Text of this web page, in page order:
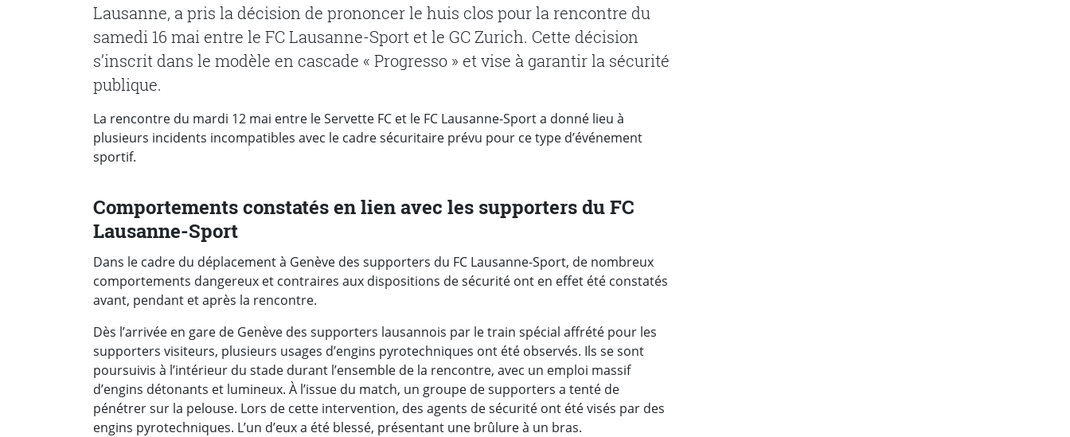
Lausanne, a pris la décision de prononcer le huis clos pour la rencontre du
samedi 16 mai entre le FC Lausanne-Sport et le GC Zurich. Cette décision
s’inscrit dans le modèle en cascade « Progresso » et vise à garantir la sécurité
publique.
La rencontre du mardi 12 mai entre le Servette FC et le FC Lausanne-Sport a donné lieu à
plusieurs incidents incompatibles avec le cadre sécuritaire prévu pour ce type d’événement
sportif.
Comportements constatés en lien avec les supporters du FC
Lausanne-Sport
Dans le cadre du déplacement à Genève des supporters du FC Lausanne-Sport, de nombreux
comportements dangereux et contraires aux dispositions de sécurité ont en effet été constatés
avant, pendant et après la rencontre.
Dès l’arrivée en gare de Genève des supporters lausannois par le train spécial affrété pour les
supporters visiteurs, plusieurs usages d’engins pyrotechniques ont été observés. Ils se sont
poursuivis à l’intérieur du stade durant l’ensemble de la rencontre, avec un emploi massif
d’engins détonants et lumineux. À l’issue du match, un groupe de supporters a tenté de
pénétrer sur la pelouse. Lors de cette intervention, des agents de sécurité ont été visés par des
engins pyrotechniques. L’un d’eux a été blessé, présentant une brûlure à un bras.